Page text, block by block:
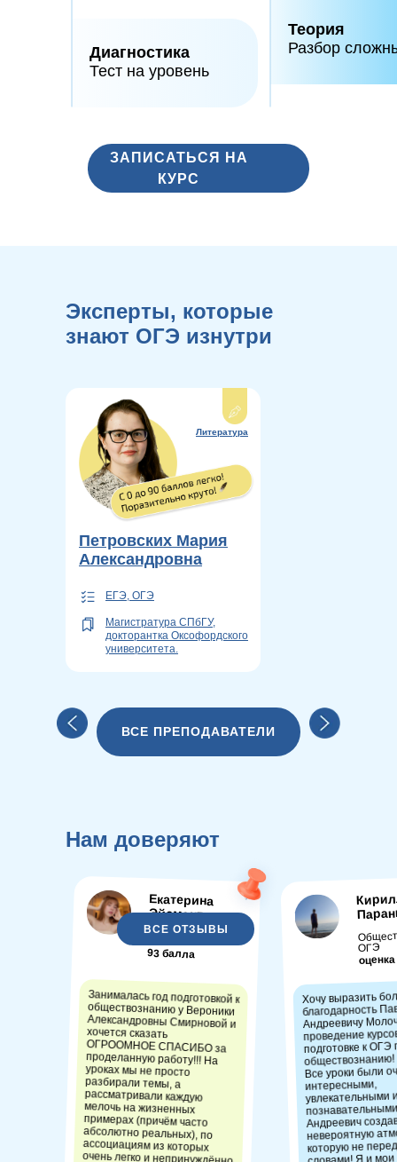
Теория
Разбор
Диагностика
Тест на уровень
ЗАПИСАТЬСЯ НА
КУРС
Эксперты, которые
знают ОГЭ изнутри
Магистратура СПбГУ,
докторантка Оксофордского
университета.
Литература
ЕГЭ, ОГЭ
Петровских Мария
Александровна
ВСЕ ПРЕПОДАВАТЕЛИ
Нам доверяют
Екатерина
Эйсмонт
93 балла
Занималась год подготовкой к
обществознанию у Вероники
Александровны Смирновой и
хочется сказать
ОГРООМНОЕ СПАСИБО за
проделанную работу!!! На
уроках мы не просто
разбирали темы, а
рассматривали каждую
мелочь на жизненных
примерах (причём часто
абсолютно реальных), по
ассоциациям из которых
очень легко и непринуждённо
ОГЭ
оценка
Хочу выразить
благодарность
Андреевичу
проведение
подготовке к ОГЭ
обществознанию!
Все уроки были
интересными,
увлекательными
Андреевич
невероятную
которую не
ВСЕ ОТЗЫВЫ